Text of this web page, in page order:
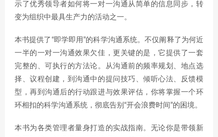
示了优秀领导者如何将一对一沟通从简单的信息同步，转
变为组织中最具生产力的活动之一。
本书提供了“即学即用”的科学沟通系统。不仅阐释了为何近
一半的一对一沟通效果欠佳，更关键的是，它提供了一套
完整的、可执行的方法论。从沟通前的频率规划、地点选
择、议程创建，到沟通中的提问技巧、倾听心法、反馈模
型，再到沟通后的行动跟进与效果评估，你将掌握一个环
环相扣的科学沟通系统，彻底告别“开会浪费时间”的困境。
本书为各类管理者量身打造的实战指南。无论你是带领新